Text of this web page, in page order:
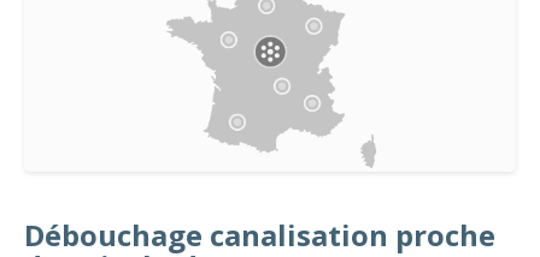
Débouchage canalisation proche